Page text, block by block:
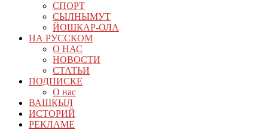
СПОРТ
СЫЛНЫМУТ
ЙОШКАР-ОЛА
НА РУССКОМ
О НАС
НОВОСТИ
СТАТЬИ
ПОДПИСКЕ
О нас
ВАШКЫЛ
ИСТОРИЙ
РЕКЛАМЕ